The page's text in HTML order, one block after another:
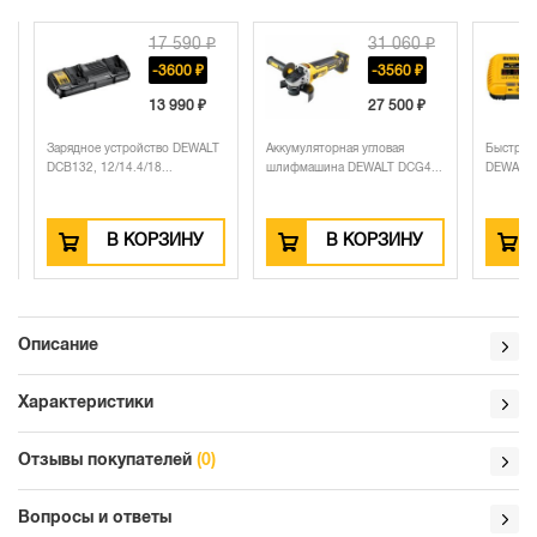
17 590 ₽
-3600 ₽
13 990 ₽
Зарядное устройство DEWALT
DCB132, 12/14.4/18...
В КОРЗИНУ
31 060 ₽
-3560 ₽
27 500 ₽
Аккумуляторная угловая
шлифмашина DEWALT DCG4...
В КОРЗИНУ
Быстрое
DEWALT
Описание
Характеристики
Отзывы покупателей (0)
Вопросы и ответы